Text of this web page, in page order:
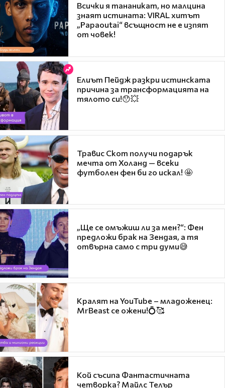
Всички я тананикат, но малцина
знаят истината: VIRAL хитът
„Papaoutai“ всъщност не е изпят
от човек!
Елиът Пейдж разкри истинската
причина за трансформацията на
тялото си!😯💥
Травис Скот получи подарък
мечта от Холанд — всеки
футболен фен би го искал! 🤩
„Ще се омъжиш ли за мен?“: Фен
предложи брак на Зендая, а тя
отвърна само с три думи😅
Кралят на YouTube – младоженец:
MrBeast се ожени!💍🥰
Кой съсипа Фантастичната
четворка? Майлс Телър